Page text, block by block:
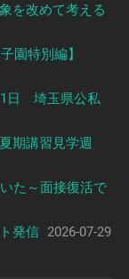
を改めて考える
園特別編】
1日 埼玉県公私
期講習見学週
た～面接復活で
発信 2026-07-29